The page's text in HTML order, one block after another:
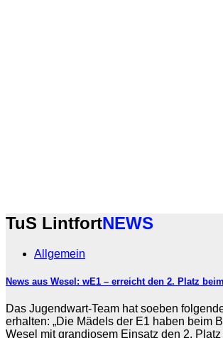
TuS LintfortNEWS
Allgemein
News aus Wesel: wE1 – erreicht den 2. Platz
Das Jugendwart-Team hat soeben
erhalten: „Die Mädels der E1 haben beim
Wesel mit grandiosem Einsatz den 2.